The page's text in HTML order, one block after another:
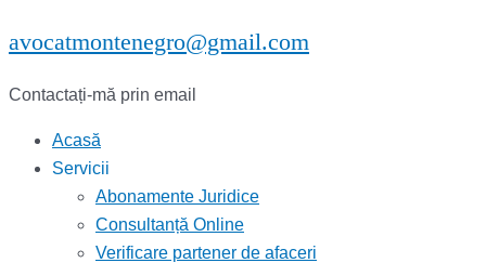
avocatmontenegro@gmail.com
Contactați-mă prin email
Acasă
Servicii
Abonamente Juridice
Consultanță Online
Verificare partener de afaceri